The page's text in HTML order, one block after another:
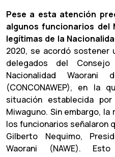
Pese a esta atención
algunos funcionarios del
legítimas de la
2020, se acordó sostener
delegados del
Nacionalidad
(CONCONAWEP), en la
situación establecida
Miwaguno. Sin embargo,
los funcionarios señalaron
Gilberto Nequimo,
Waorani (NAWE).